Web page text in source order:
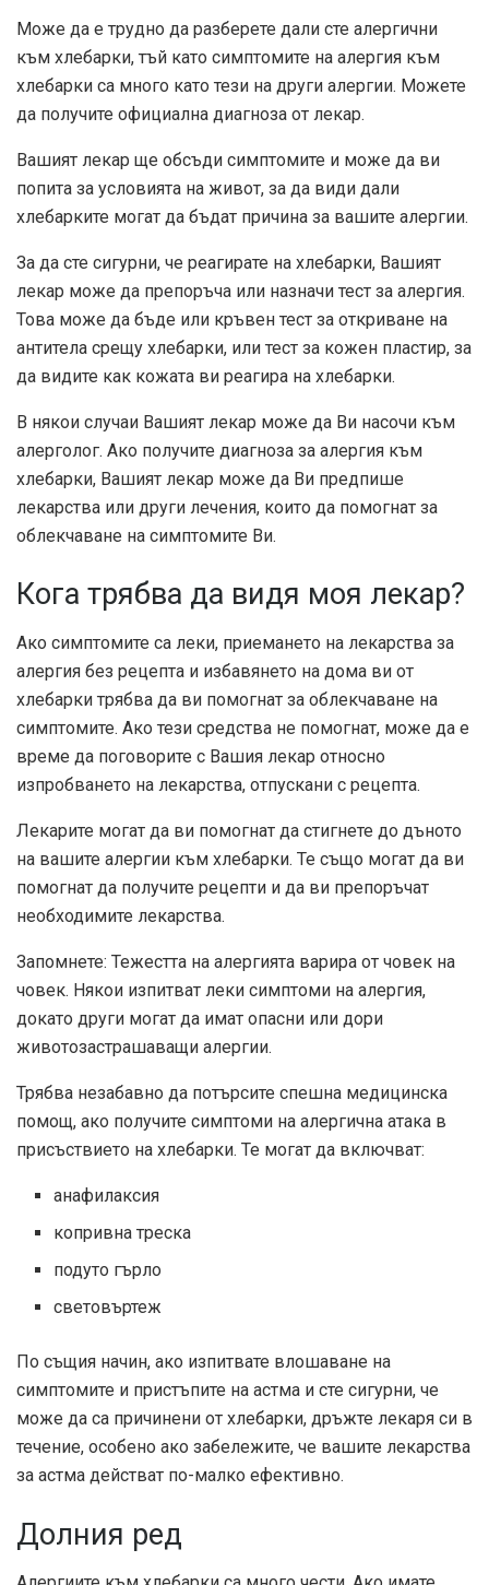
Може да е трудно да разберете дали сте алергични
към хлебарки, тъй като симптомите на алергия към
хлебарки са много като тези на други алергии. Можете
да получите официална диагноза от лекар.
Вашият лекар ще обсъди симптомите и може да ви
попита за условията на живот, за да види дали
хлебарките могат да бъдат причина за вашите алергии.
За да сте сигурни, че реагирате на хлебарки, Вашият
лекар може да препоръча или назначи тест за алергия.
Това може да бъде или кръвен тест за откриване на
антитела срещу хлебарки, или тест за кожен пластир, за
да видите как кожата ви реагира на хлебарки.
В някои случаи Вашият лекар може да Ви насочи към
алерголог. Ако получите диагноза за алергия към
хлебарки, Вашият лекар може да Ви предпише
лекарства или други лечения, които да помогнат за
облекчаване на симптомите Ви.
Кога трябва да видя моя лекар?
Ако симптомите са леки, приемането на лекарства за
алергия без рецепта и избавянето на дома ви от
хлебарки трябва да ви помогнат за облекчаване на
симптомите. Ако тези средства не помогнат, може да е
време да поговорите с Вашия лекар относно
изпробването на лекарства, отпускани с рецепта.
Лекарите могат да ви помогнат да стигнете до дъното
на вашите алергии към хлебарки. Те също могат да ви
помогнат да получите рецепти и да ви препоръчат
необходимите лекарства.
Запомнете: Тежестта на алергията варира от човек на
човек. Някои изпитват леки симптоми на алергия,
докато други могат да имат опасни или дори
животозастрашаващи алергии.
Трябва незабавно да потърсите спешна медицинска
помощ, ако получите симптоми на алергична атака в
присъствието на хлебарки. Те могат да включват:
анафилаксия
копривна треска
подуто гърло
световъртеж
По същия начин, ако изпитвате влошаване на
симптомите и пристъпите на астма и сте сигурни, че
може да са причинени от хлебарки, дръжте лекаря си в
течение, особено ако забележите, че вашите лекарства
за астма действат по-малко ефективно.
Долния ред